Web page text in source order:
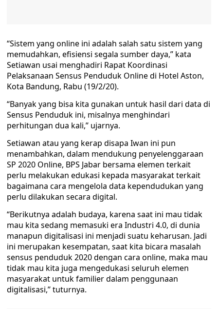
“Sistem yang online ini adalah salah satu sistem yang
memudahkan, efisiensi segala sumber daya,” kata
Setiawan usai menghadiri Rapat Koordinasi
Pelaksanaan Sensus Penduduk Online di Hotel Aston,
Kota Bandung, Rabu (19/2/20).
“Banyak yang bisa kita gunakan untuk hasil dari data di
Sensus Penduduk ini, misalnya menghindari
perhitungan dua kali,” ujarnya.
Setiawan atau yang kerap disapa Iwan ini pun
menambahkan, dalam mendukung penyelenggaraan
SP 2020 Online, BPS Jabar bersama elemen terkait
perlu melakukan edukasi kepada masyarakat terkait
bagaimana cara mengelola data kependudukan yang
perlu dilakukan secara digital.
“Berikutnya adalah budaya, karena saat ini mau tidak
mau kita sedang memasuki era Industri 4.0, di dunia
manapun digitalisasi ini menjadi suatu keharusan. Jadi
ini merupakan kesempatan, saat kita bicara masalah
sensus penduduk 2020 dengan cara online, maka mau
tidak mau kita juga mengedukasi seluruh elemen
masyarakat untuk familier dalam penggunaan
digitalisasi,” tuturnya.